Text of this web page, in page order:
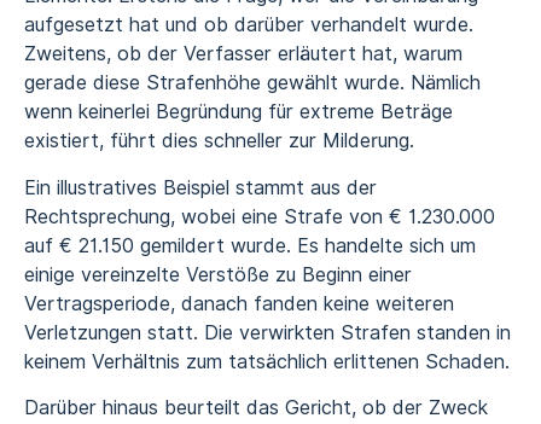
aufgesetzt hat und ob darüber verhandelt wurde.
Zweitens, ob der Verfasser erläutert hat, warum
gerade diese Strafenhöhe gewählt wurde. Nämlich
wenn keinerlei Begründung für extreme Beträge
existiert, führt dies schneller zur Milderung.
Ein illustratives Beispiel stammt aus der
Rechtsprechung, wobei eine Strafe von € 1.230.000
auf € 21.150 gemildert wurde. Es handelte sich um
einige vereinzelte Verstöße zu Beginn einer
Vertragsperiode, danach fanden keine weiteren
Verletzungen statt. Die verwirkten Strafen standen in
keinem Verhältnis zum tatsächlich erlittenen Schaden.
Darüber hinaus beurteilt das Gericht, ob der Zweck